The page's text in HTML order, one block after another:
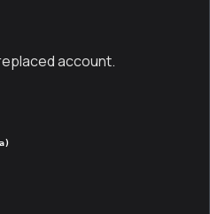
account.